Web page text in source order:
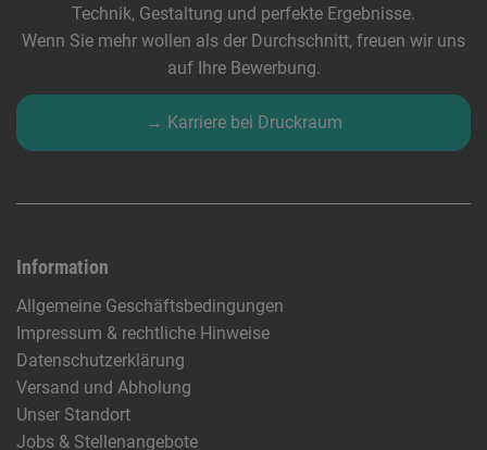
Technik, Gestaltung und perfekte Ergebnisse.
Wenn Sie mehr wollen als der Durchschnitt, freuen wir uns
auf Ihre Bewerbung.
→ Karriere bei Druckraum
Information
Allgemeine Geschäftsbedingungen
Impressum & rechtliche Hinweise
Datenschutzerklärung
Versand und Abholung
Unser Standort
Jobs & Stellenangebote